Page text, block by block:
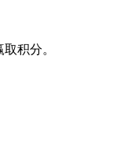
积分。